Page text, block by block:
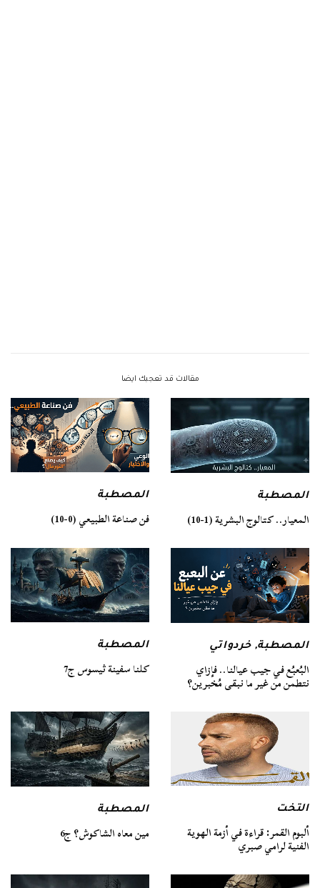
مقالات قد تعجبك ايضا
المصطبة
المعيار.. كتالوج البشرية (1-10)
المصطبة
فن صناعة الطبيعي (0-10)
المصطبة,خردواتي
البُعبُع في جيب عيالنا.. فإزاي
نتطمن من غير ما نبقى مُخبرين؟
المصطبة
كلنا سفينة ثيسوس ج7
التخت
ألبوم القمر: قراءة في أزمة الهوية
الفنية لرامي صبري
المصطبة
مين معاه الشاكوش؟ ج6